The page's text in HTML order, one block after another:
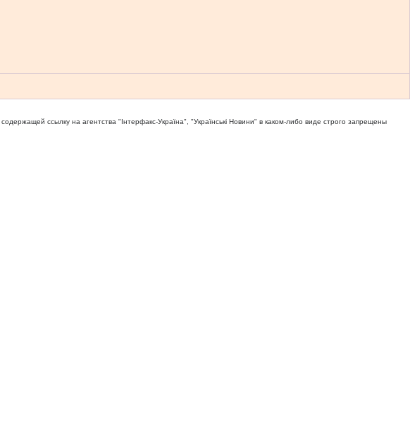
ссылку на агентства "Iнтерфакс-Україна", "Українськi Новини" в каком-либо виде строго запрещены